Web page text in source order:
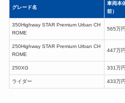
グレード名
車両本
前）
350Highway STAR Premium Urban CH
ROME
565万円
250Highway STAR Premium Urban CH
ROME
447万円
250XG 331万円
ライダー 433万円